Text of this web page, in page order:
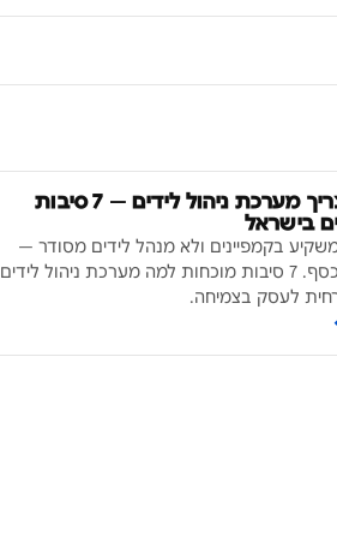
למה צריך מערכת ניהול לידים — 7 סיבות
בישראל
בקמפיינים ולא מנהל לידים מסודר —
מבזבז כסף. 7 סיבות מוכחות למה מערכת ניהול לידים
לעסק בצמיחה.